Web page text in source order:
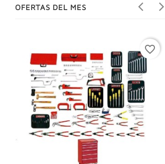
OFERTAS DEL MES
favorite_border